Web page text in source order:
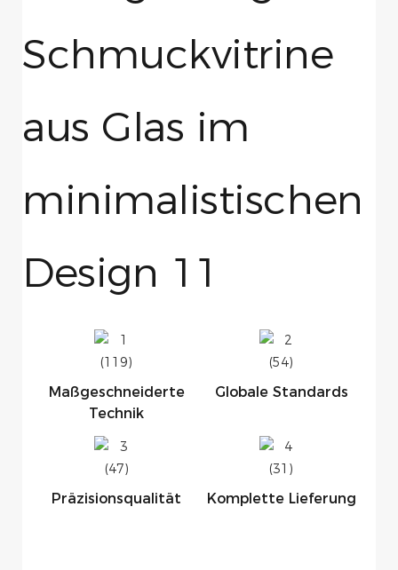
Maßgeschneiderte
Technik
Globale Standards
Präzisionsqualität Komplette Lieferung